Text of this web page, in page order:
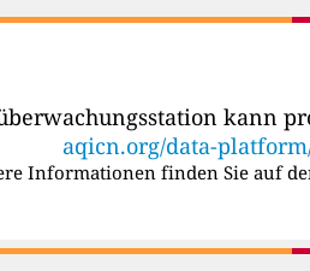
kann
aqicn.org/data-
Informationen finden Sie auf